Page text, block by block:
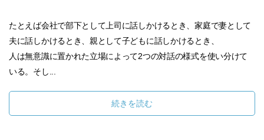
たとえば会社で部下として上司に話しかけるとき、家庭で妻として
夫に話しかけるとき、親として子どもに話しかけるとき、
人は無意識に置かれた立場によって2つの対話の様式を使い分けて
いる。そし...
続きを読む